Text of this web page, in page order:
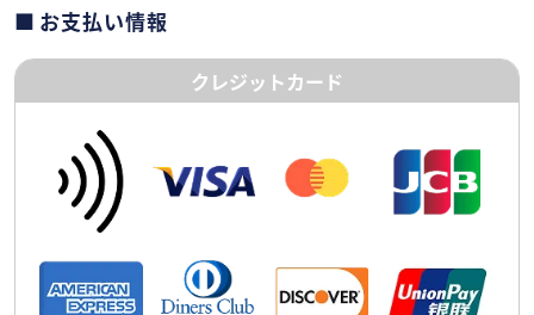
お支払い情報
クレジットカード